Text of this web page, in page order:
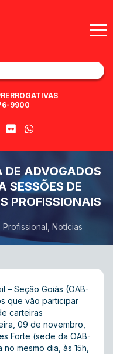
9900
DE ADVOGADOS
SESSÕES DE
PROFISSIONAIS
Profissional Notícias
– Seção Goiás (OAB-
que vão participar
carteiras
09 de novembro,
Forte (sede da OAB-
mesmo dia, às 15h,